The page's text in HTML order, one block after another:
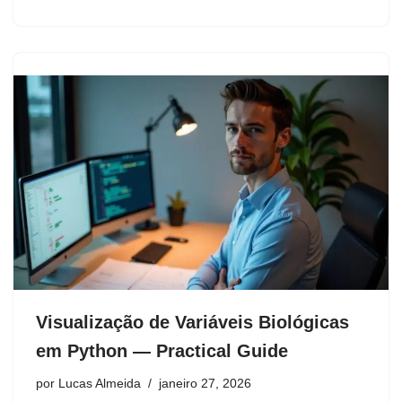
Visualização de Variáveis Biológicas
em Python — Practical Guide
por Lucas Almeida janeiro 27, 2026